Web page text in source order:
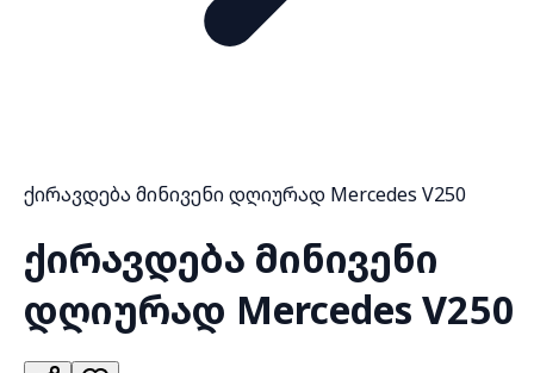
ქირავდება მინივენი დღიურად Mercedes V250
ქირავდება მინივენი
დღიურად Mercedes V250